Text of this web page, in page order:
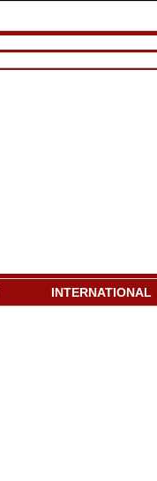
INTERNATIONAL